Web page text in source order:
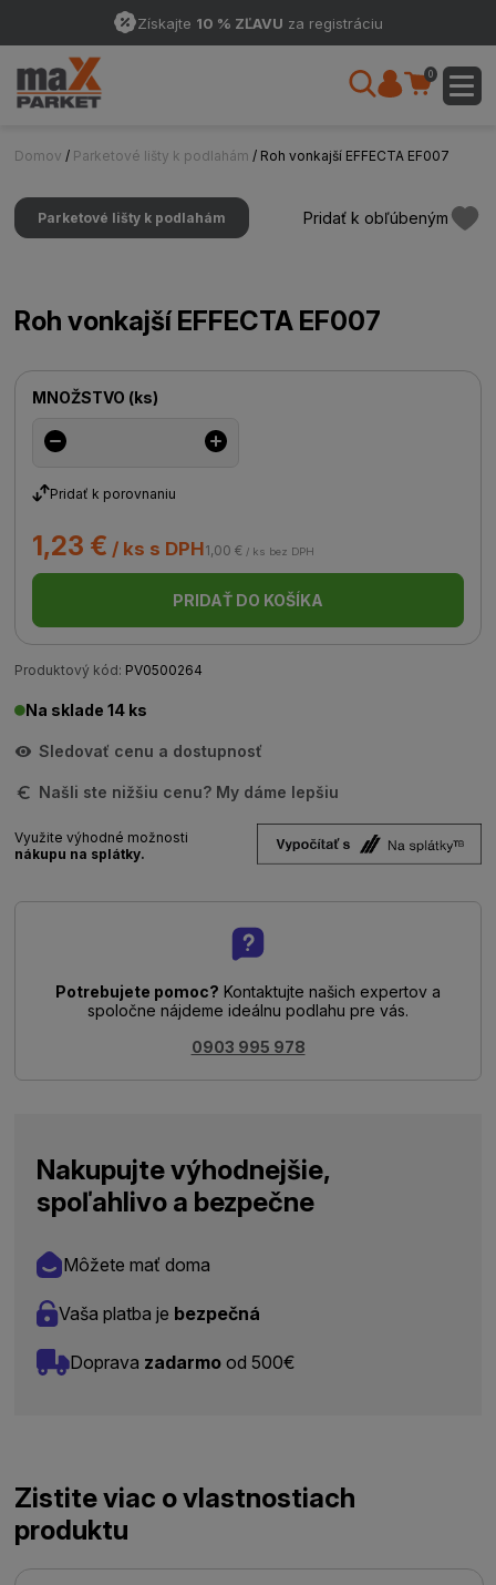
Získajte 10 % ZĽAVU za registráciu
0
Domov / Parketové lišty k podlahám / Roh vonkajší EFFECTA EF007
Parketové lišty k podlahám Pridať k obľúbeným
Roh vonkajší EFFECTA EF007
MNOŽSTVO (ks)
Pridať k porovnaniu
1,23 € / ks s DPH1,00 € / ks bez DPH
PRIDAŤ DO KOŠÍKA
Produktový kód: PV0500264
Na sklade 14 ks
Sledovať cenu a dostupnosť
Našli ste nižšiu cenu? My dáme lepšiu
Využite výhodné možnosti
nákupu na splátky.
Potrebujete pomoc? Kontaktujte našich expertov a
spoločne nájdeme ideálnu podlahu pre vás.
0903 995 978
Nakupujte výhodnejšie,
spoľahlivo a bezpečne
Môžete mať doma
Vaša platba je bezpečná
Doprava zadarmo od 500€
Zistite viac o vlastnostiach
produktu